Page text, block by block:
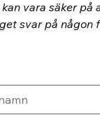
vara säker på
svar på